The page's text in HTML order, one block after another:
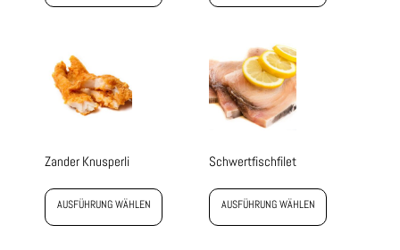
Zander Knusperli
AUSFÜHRUNG WÄHLEN
Schwertfischfilet
AUSFÜHRUNG WÄHLEN